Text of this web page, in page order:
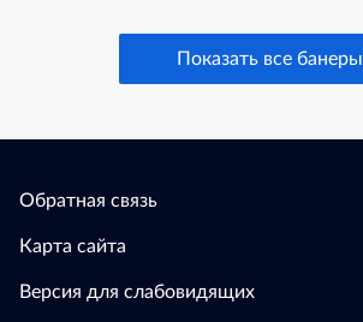
Показать все банеры
Обратная связь
Карта сайта
Версия для слабовидящих